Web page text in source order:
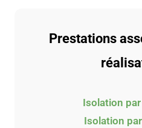
Prestations
Isolation par
Isolation